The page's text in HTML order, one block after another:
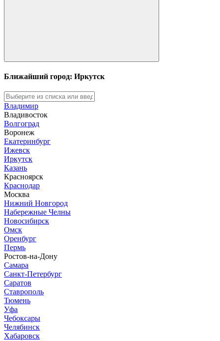
Ближайший город: Иркутск
Владимир
Владивосток
Волгоград
Воронеж
Екатеринбург
Ижевск
Иркутск
Казань
Красноярск
Краснодар
Москва
Нижний Новгород
Набережные Челны
Новосибирск
Омск
Оренбург
Пермь
Ростов-на-Дону
Самара
Санкт-Петербург
Саратов
Ставрополь
Тюмень
Уфа
Чебоксары
Челябинск
Хабаровск